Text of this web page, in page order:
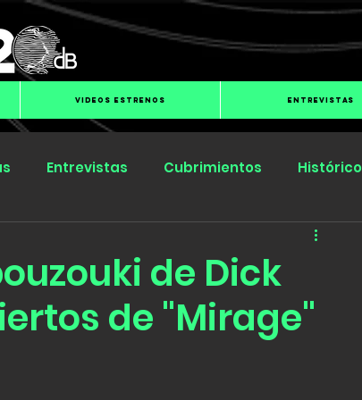
VIDEOS ESTRENOS ENTREVISTAS
Entrevistas Cubrimientos Histórico
de Dick
de "Mirage"